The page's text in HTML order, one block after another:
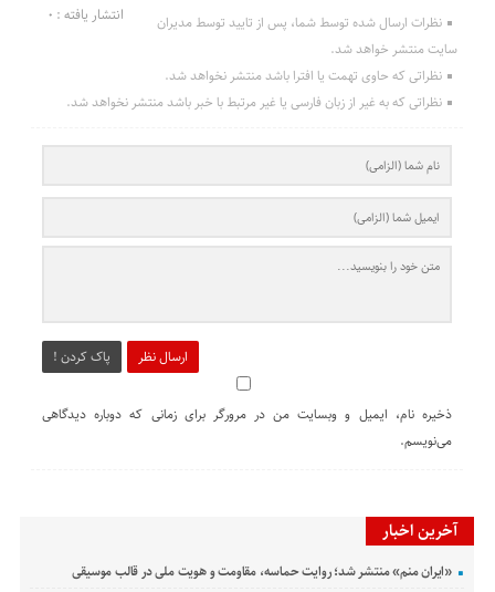
انتشار یافته : 0
نظرات ارسال شده توسط شما، پس از تایید توسط مدیران
سایت منتشر خواهد شد.
نظراتی که حاوی تهمت یا افترا باشد منتشر نخواهد شد.
نظراتی که به غیر از زبان فارسی یا غیر مرتبط با خبر باشد منتشر نخواهد شد.
ارسال نظر پاک کردن !
ذخیره نام، ایمیل و وبسایت من در مرورگر برای زمانی که دوباره دیدگاهی
می‌نویسم.
آخرین اخبار
«ایران منم» منتشر شد؛ روایت حماسه، مقاومت و هویت ملی در قالب موسیقی